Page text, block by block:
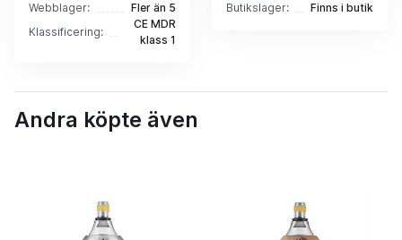
Webblager:
Fler än 5
Klassificering:
CE MDR
klass 1
Butikslager:
Finns i butik
Andra köpte även